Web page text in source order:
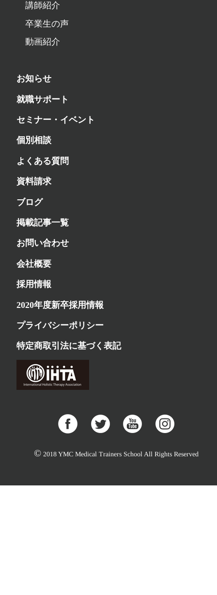
講師紹介
卒業生の声
動画紹介
お知らせ
就職サポート
セミナー・イベント
個別相談
よくある質問
資料請求
ブログ
掲載記事一覧
お問い合わせ
会社概要
採用情報
2020年度新卒採用情報
プライバシーポリシー
特定商取引法に基づく表記
© 2018 YMC Medical Trainers School All Rights Reserved